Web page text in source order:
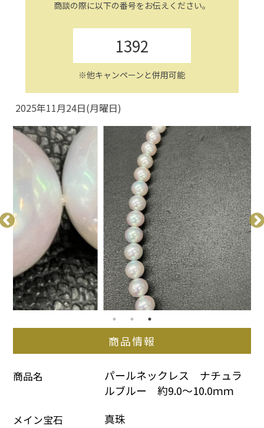
商談の際に以下の番号をお伝えください。
1392
※他キャンペーンと併用可能
2025年11月24日(月曜日)
商品情報
商品名
パールネックレス　ナチュラ
ルブルー　約9.0～10.0ｍｍ
メイン宝石 真珠